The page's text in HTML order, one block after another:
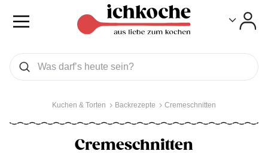
Was wollen Sie suchen
Suchen
Kuchen & Torten Backrezepte Cremeschnitten
Cremeschnitten